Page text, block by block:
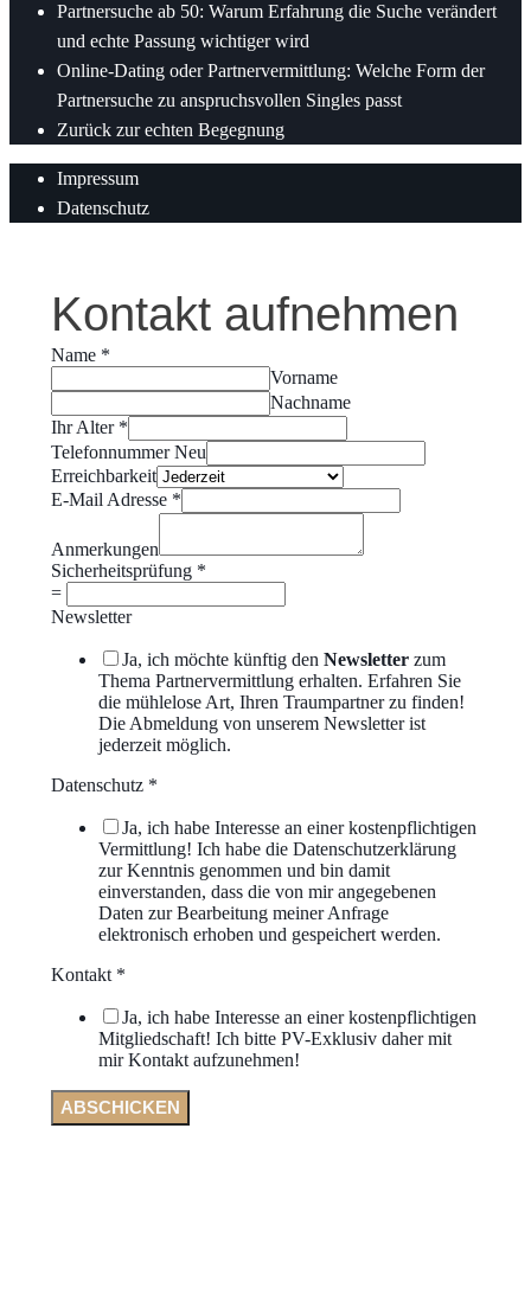
Partnersuche ab 50: Warum Erfahrung die Suche verändert
und echte Passung wichtiger wird
Online-Dating oder Partnervermittlung: Welche Form der
Partnersuche zu anspruchsvollen Singles passt
Zurück zur echten Begegnung
Impressum
Datenschutz
Kontakt aufnehmen
Name *
Vorname
Nachname
Ihr Alter *
Telefonnummer Neu
Erreichbarkeit
E-Mail Adresse *
Anmerkungen
Sicherheitsprüfung *
=
Newsletter
Ja, ich möchte künftig den Newsletter zum
Thema Partnervermittlung erhalten. Erfahren Sie
die mühlelose Art, Ihren Traumpartner zu finden!
Die Abmeldung von unserem Newsletter ist
jederzeit möglich.
Datenschutz *
Ja, ich habe Interesse an einer kostenpflichtigen
Vermittlung! Ich habe die Datenschutzerklärung
zur Kenntnis genommen und bin damit
einverstanden, dass die von mir angegebenen
Daten zur Bearbeitung meiner Anfrage
elektronisch erhoben und gespeichert werden.
Kontakt *
Ja, ich habe Interesse an einer kostenpflichtigen
Mitgliedschaft! Ich bitte PV-Exklusiv daher mit
mir Kontakt aufzunehmen!
ABSCHICKEN